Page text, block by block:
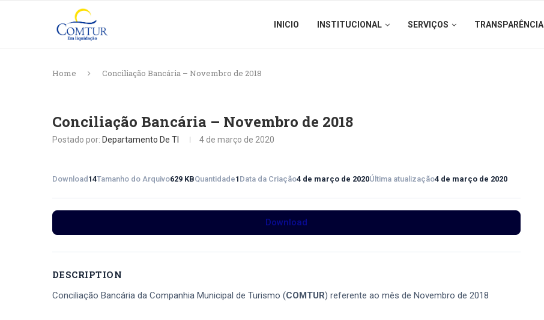
INICIO INSTITUCIONAL SERVIÇOS TRANSPARÊNCIA
Home Conciliação Bancária – Novembro de 2018
Conciliação Bancária – Novembro de 2018
Postado por: Departamento De TI 4 de março de 2020
Download 14Tamanho do Arquivo629 KBQuantidade1 Data da Criação4 de março de 2020Última atualização4 de março de 2020
Download
DESCRIPTION
Conciliação Bancária da Companhia Municipal de Turismo (COMTUR) referente ao mês de Novembro de 2018